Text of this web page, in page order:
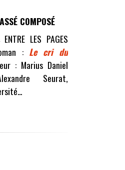
COMPOSÉ
LES PAGES
: Le cri du
: Marius Daniel
Seurat,